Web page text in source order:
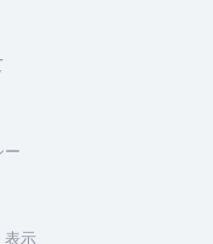
ー
表示